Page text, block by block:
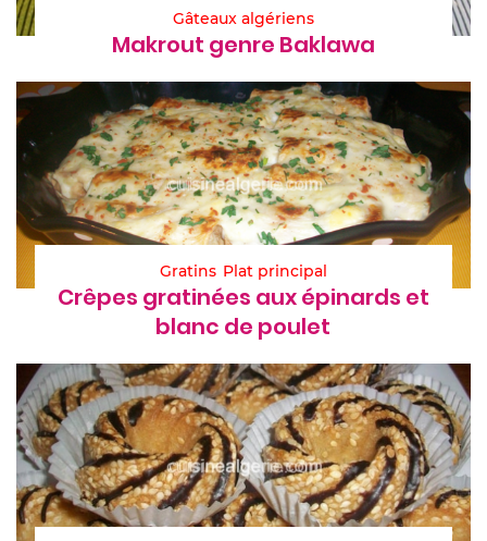
Gâteaux algériens
Makrout genre Baklawa
Gratins Plat principal
Crêpes gratinées aux épinards et
blanc de poulet